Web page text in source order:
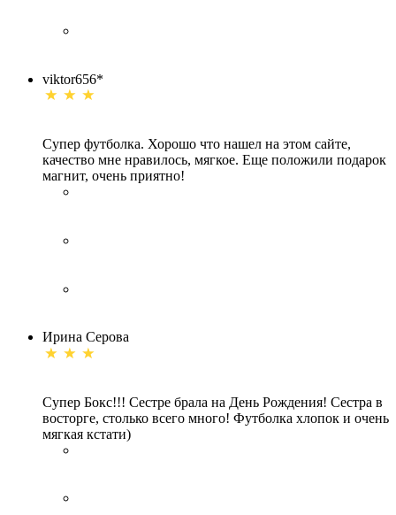
viktor656*
Супер футболка. Хорошо что нашел на этом сайте,
качество мне нравилось, мягкое. Еще положили подарок
магнит, очень приятно!
Ирина Серова
Супер Бокс!!! Сестре брала на День Рождения! Сестра в
восторге, столько всего много! Футболка хлопок и очень
мягкая кстати)